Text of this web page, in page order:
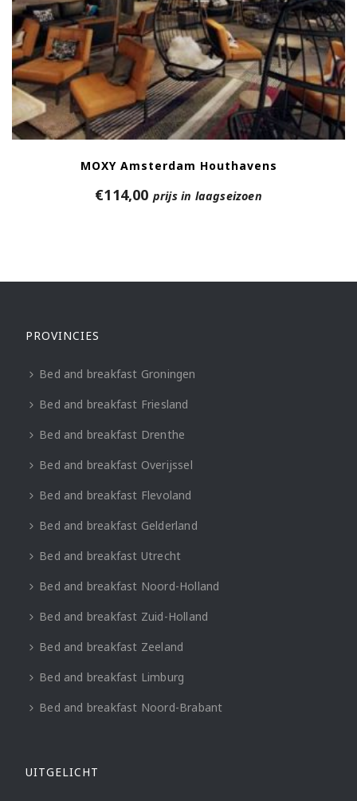
MOXY Amsterdam Houthavens
€114,00 prijs in laagseizoen
PROVINCIES
Bed and breakfast Groningen
Bed and breakfast Friesland
Bed and breakfast Drenthe
Bed and breakfast Overijssel
Bed and breakfast Flevoland
Bed and breakfast Gelderland
Bed and breakfast Utrecht
Bed and breakfast Noord-Holland
Bed and breakfast Zuid-Holland
Bed and breakfast Zeeland
Bed and breakfast Limburg
Bed and breakfast Noord-Brabant
UITGELICHT